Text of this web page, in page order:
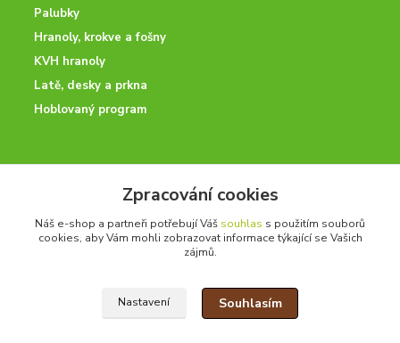
Palubky
Hranoly, krokve a fošny
KVH hranoly
Latě, desky a prkna
Hoblovaný program
ODBORNÉ PORADENSTVÍ
Potřebujete poradit? Neváhejte nás kontaktovat.
+420 728 600 625
Zpracování cookies
Náš e-shop a partneři potřebují Váš souhlas s použitím souborů
cookies, aby Vám mohli zobrazovat informace týkající se Vašich
zájmů.
Nastavení Souhlasím